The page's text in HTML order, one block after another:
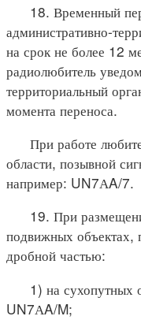
18. Временный
административно-
на срок не более 12
радиолюбитель
территориальный
момента переноса.
При работе
области, позывной
например: UN7АA/7.
19. При
подвижных объектах,
дробной частью:
1) на сухопутных
UN7АA/M;